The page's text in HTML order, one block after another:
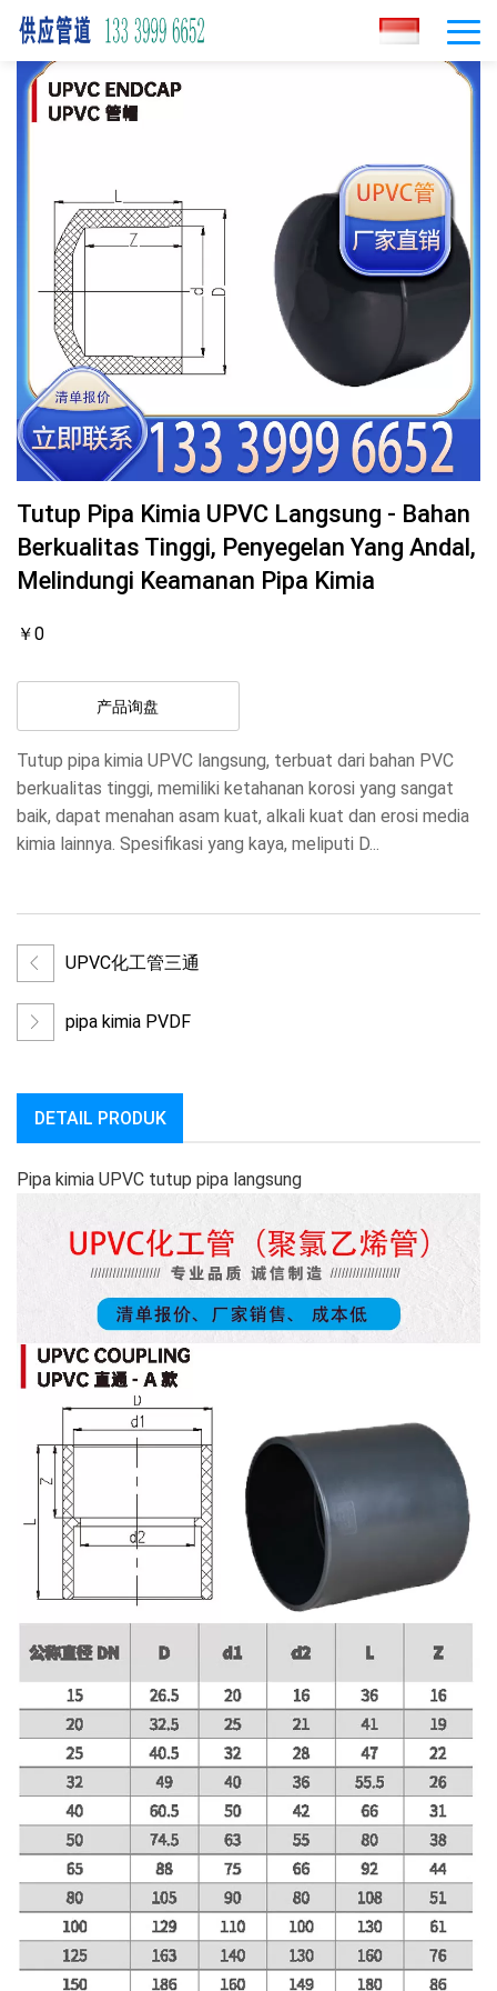
Tutup Pipa Kimia UPVC Langsung - Bahan
Berkualitas Tinggi, Penyegelan Yang Andal,
Melindungi Keamanan Pipa Kimia
￥0
产品询盘
Tutup pipa kimia UPVC langsung, terbuat dari bahan PVC
berkualitas tinggi, memiliki ketahanan korosi yang sangat
baik, dapat menahan asam kuat, alkali kuat dan erosi media
kimia lainnya. Spesifikasi yang kaya, meliputi D...
UPVC化工管三通
pipa kimia PVDF
DETAIL PRODUK
Pipa kimia UPVC tutup pipa langsung